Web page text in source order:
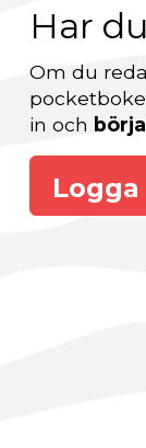
Har
Om du
in och
Logga